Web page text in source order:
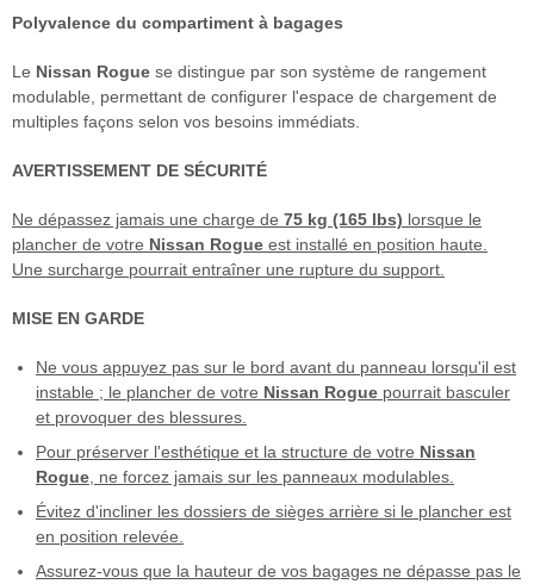
Polyvalence du compartiment à bagages
Le Nissan Rogue se distingue par son système de rangement
modulable, permettant de configurer l'espace de chargement de
multiples façons selon vos besoins immédiats.
AVERTISSEMENT DE SÉCURITÉ
Ne dépassez jamais une charge de 75 kg (165 lbs) lorsque le
plancher de votre Nissan Rogue est installé en position haute.
Une surcharge pourrait entraîner une rupture du support.
MISE EN GARDE
Ne vous appuyez pas sur le bord avant du panneau lorsqu'il est
instable ; le plancher de votre Nissan Rogue pourrait basculer
et provoquer des blessures.
Pour préserver l'esthétique et la structure de votre Nissan
Rogue , ne forcez jamais sur les panneaux modulables.
Évitez d'incliner les dossiers de sièges arrière si le plancher est
en position relevée.
Assurez-vous que la hauteur de vos bagages ne dépasse pas le